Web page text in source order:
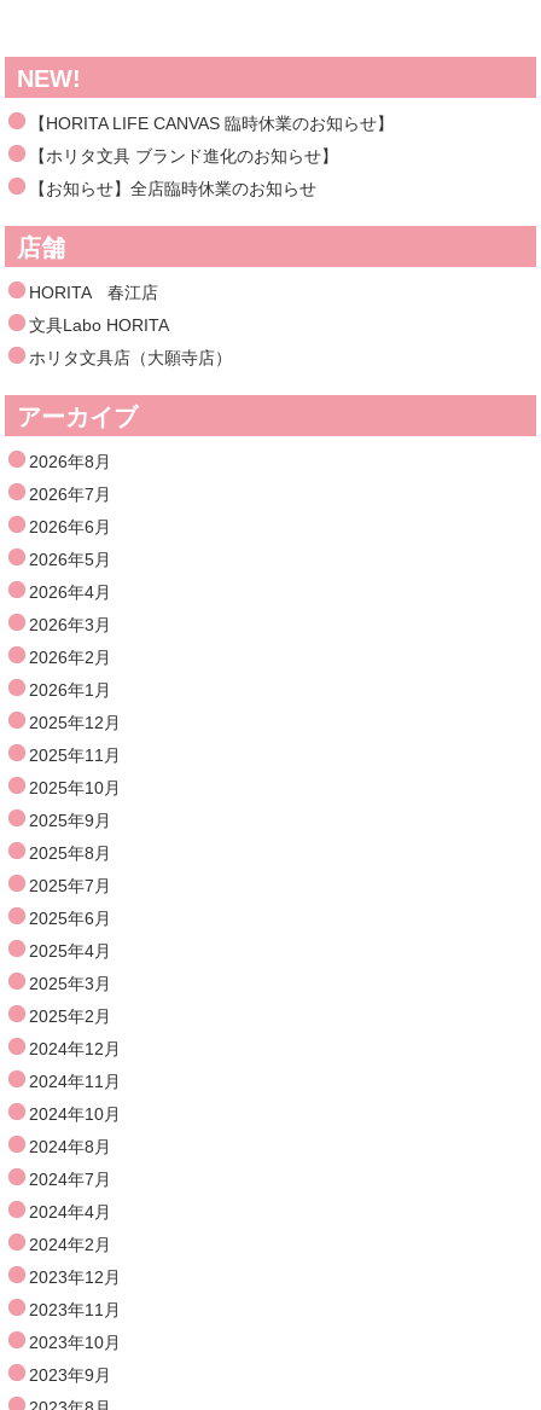
NEW!
【HORITA LIFE CANVAS 臨時休業のお知らせ】
【ホリタ文具 ブランド進化のお知らせ】
【お知らせ】全店臨時休業のお知らせ
店舗
HORITA 春江店
文具Labo HORITA
ホリタ文具店（大願寺店）
アーカイブ
2026年8月
2026年7月
2026年6月
2026年5月
2026年4月
2026年3月
2026年2月
2026年1月
2025年12月
2025年11月
2025年10月
2025年9月
2025年8月
2025年7月
2025年6月
2025年4月
2025年3月
2025年2月
2024年12月
2024年11月
2024年10月
2024年8月
2024年7月
2024年4月
2024年2月
2023年12月
2023年11月
2023年10月
2023年9月